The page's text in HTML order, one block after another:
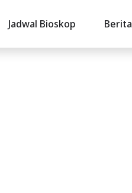
Jadwal Bioskop Berita